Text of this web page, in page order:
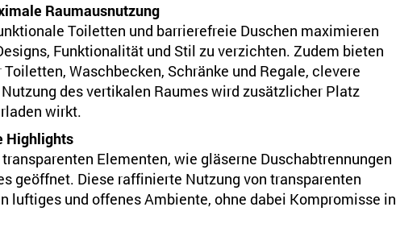
Raumausnutzung
Toiletten und barrierefreie Duschen maximieren
Funktionalität und Stil zu verzichten. Zudem bieten
Waschbecken, Schränke und Regale, clevere
des vertikalen Raumes wird zusätzlicher Platz
wirkt.
Highlights
Elementen, wie gläserne Duschabtrennungen
geöffnet. Diese raffinierte Nutzung von transparenten
luftiges und offenes Ambiente, ohne dabei Kompromisse in